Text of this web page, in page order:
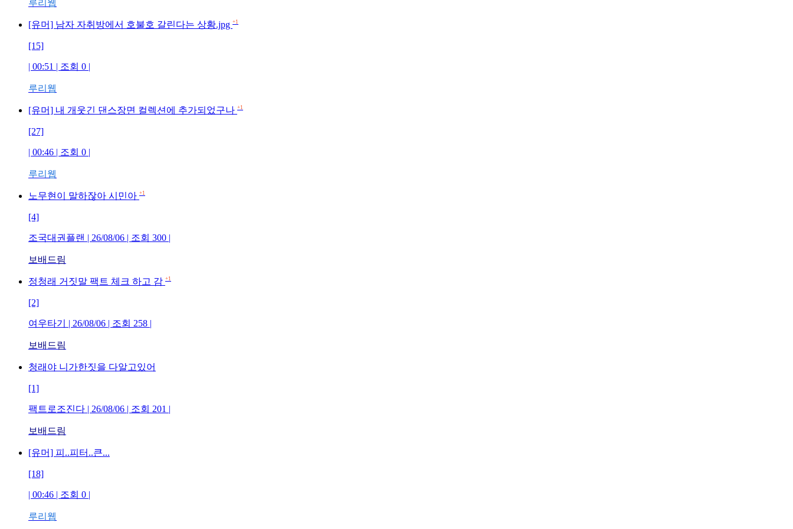
루리웹
[유머] 남자 자취방에서 호불호 갈린다는 상황.jpg +1
[15]
| 00:51 | 조회 0 |
루리웹
[유머] 내 개웃긴 댄스장면 컬렉션에 추가되었구나 +1
[27]
| 00:46 | 조회 0 |
루리웹
노무현이 말하잖아 시민아 +1
[4]
조국대권플랜 | 26/08/06 | 조회 300 |
보배드림
정청래 거짓말 팩트 체크 하고 감 +1
[2]
여우타기 | 26/08/06 | 조회 258 |
보배드림
청래야 니가한짓을 다알고있어
[1]
팩트로조진다 | 26/08/06 | 조회 201 |
보배드림
[유머] 피..피터..큰...
[18]
| 00:46 | 조회 0 |
루리웹